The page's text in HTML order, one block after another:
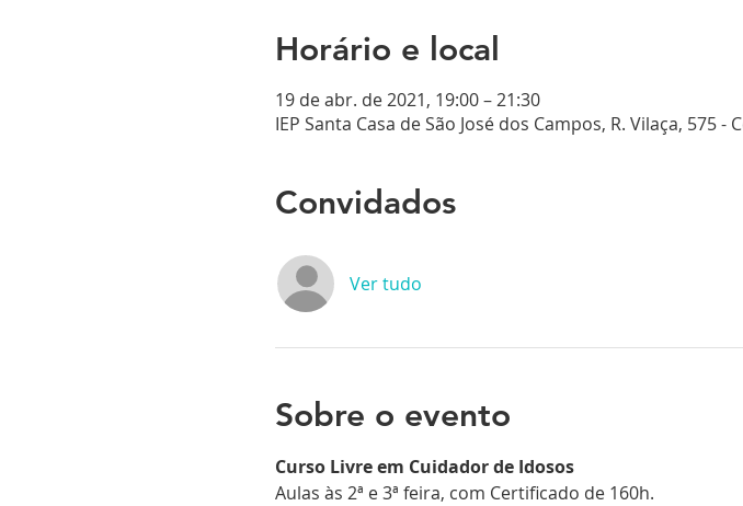
Horário e local
19 de abr. de 2021, 19:00 – 21:30
IEP Santa Casa de São José dos Campos, R. Vilaça, 575
Convidados
Ver tudo
Sobre o evento
Curso Livre em Cuidador de Idosos
Aulas às 2ª e 3ª feira, com Certificado de 160h.